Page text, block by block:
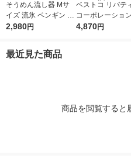
そうめん流し器 Mサ
イズ 流氷 ペンギン D-
1407 パール金属
2,980円
ベストコ リバテ
コーポレーショ
ォータースライダ
4,870円
最近見た商品
商品を閲覧すると